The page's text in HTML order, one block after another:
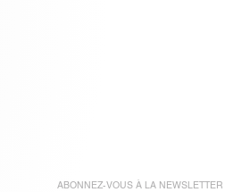
ABONNEZ-VOUS À LA NEWSLETTER